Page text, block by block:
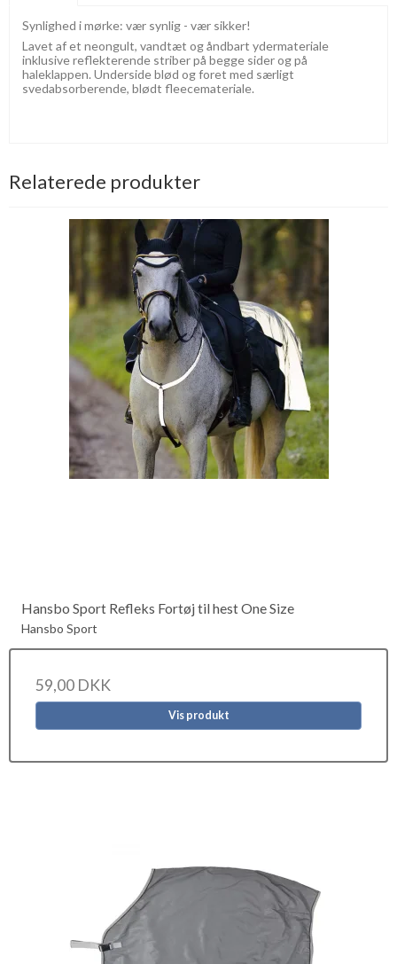
Synlighed i mørke: vær synlig - vær sikker!
Lavet af et neongult, vandtæt og åndbart ydermateriale
inklusive reflekterende striber på begge sider og på
haleklappen. Underside blød og foret med særligt
svedabsorberende, blødt fleecemateriale.
Relaterede produkter
Hansbo Sport Refleks Fortøj til hest One Size
Hansbo Sport
59,00 DKK
Vis produkt